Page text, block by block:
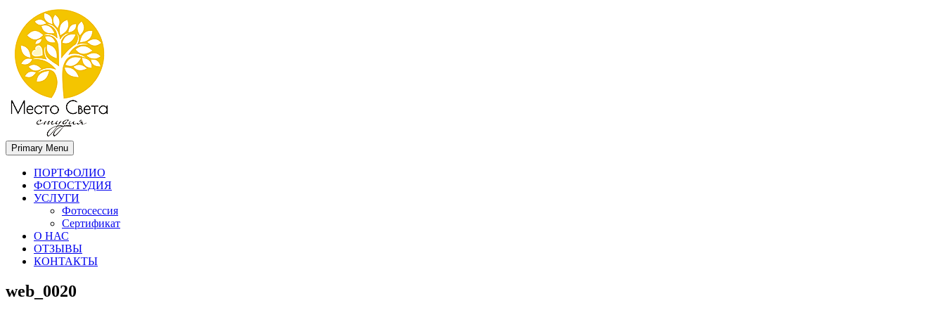
Место света. Свадебный фотограф в Орле Апальков Вячеслав
Свадебный фотограф в Орле
Primary Menu
ПОРТФОЛИО
ФОТОСТУДИЯ
УСЛУГИ
Фотосессия
Сертификат
О НАС
ОТЗЫВЫ
КОНТАКТЫ
web_0020